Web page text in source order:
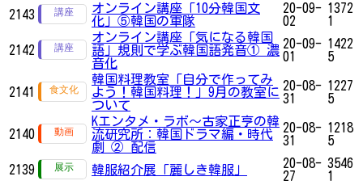
2143
オンライン講座「10分韓国文
化」⑤韓国の軍隊
20-09-
02
1372
1
2142
オンライン講座「気になる韓国
語」規則で学ぶ韓国語発音① 濃
音化
20-09-
01
1422
5
2141
韓国料理教室「自分で作ってみ
よう！韓国料理！」9月の教室に
ついて
20-08-
31
1227
5
2140
Kエンタメ・ラボ～古家正亨の韓
流研究所：韓国ドラマ編・時代
劇 ② 配信
20-08-
31
1218
5
2139 韓服紹介展「麗しき韓服」
20-08-
27
3546
1